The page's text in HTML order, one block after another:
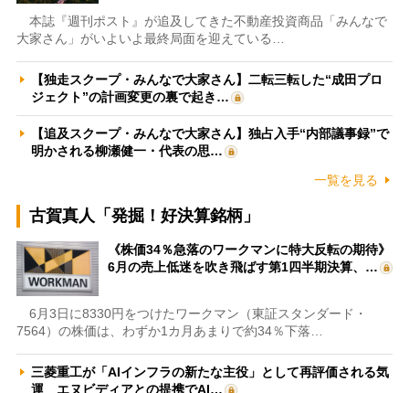
本誌『週刊ポスト』が追及してきた不動産投資商品「みんなで
大家さん」がいよいよ最終局面を迎えている…
【独走スクープ・みんなで大家さん】二転三転した“成田プロ
ジェクト”の計画変更の裏で起き…
【追及スクープ・みんなで大家さん】独占入手“内部議事録”で
明かされる柳瀬健一・代表の思…
一覧を見る
古賀真人「発掘！好決算銘柄」
《株価34％急落のワークマンに特大反転の期待》
6月の売上低迷を吹き飛ばす第1四半期決算、…
6月3日に8330円をつけたワークマン（東証スタンダード・
7564）の株価は、わずか1カ月あまりで約34％下落…
三菱重工が「AIインフラの新たな主役」として再評価される気
運 エヌビディアとの提携でAI…